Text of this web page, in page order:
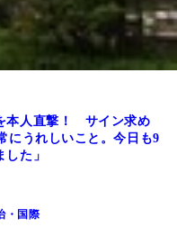
本人直撃！ サイン求め
にうれしいこと。今日も9
た」
・国際